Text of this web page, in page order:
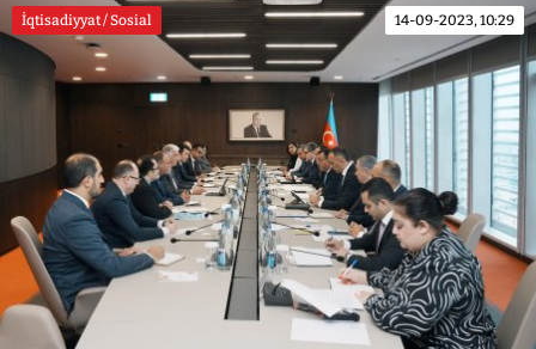
İqtisadiyyat / Sosial 14-09-2023, 10:29